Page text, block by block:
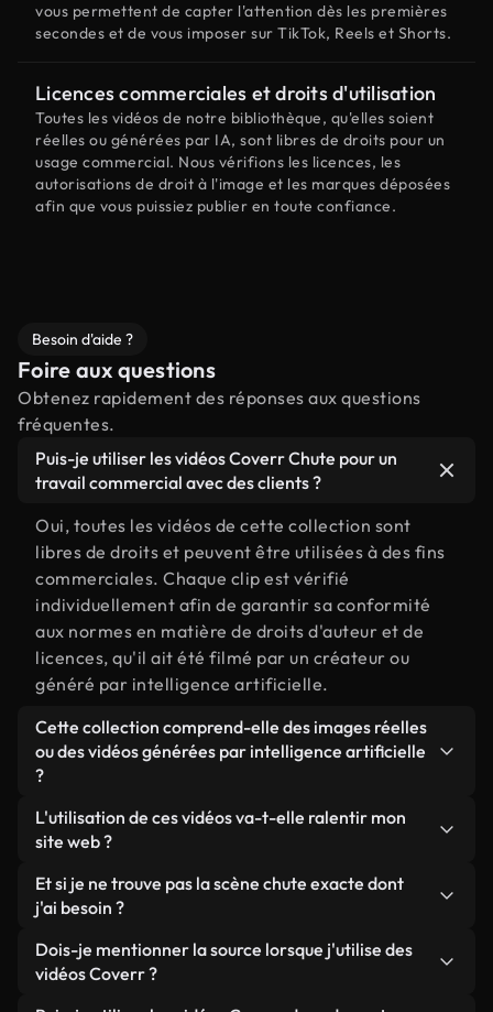
vous permettent de capter l'attention dès les premières
secondes et de vous imposer sur TikTok, Reels et Shorts.
Licences commerciales et droits d'utilisation
Toutes les vidéos de notre bibliothèque, qu'elles soient
réelles ou générées par IA, sont libres de droits pour un
usage commercial. Nous vérifions les licences, les
autorisations de droit à l'image et les marques déposées
afin que vous puissiez publier en toute confiance.
Besoin d'aide ?
Foire aux questions
Obtenez rapidement des réponses aux questions
fréquentes.
Puis-je utiliser les vidéos Coverr Chute pour un
travail commercial avec des clients ?
Oui, toutes les vidéos de cette collection sont
libres de droits et peuvent être utilisées à des fins
commerciales. Chaque clip est vérifié
individuellement afin de garantir sa conformité
aux normes en matière de droits d'auteur et de
licences, qu'il ait été filmé par un créateur ou
généré par intelligence artificielle.
Cette collection comprend-elle des images réelles
ou des vidéos générées par intelligence artificielle
?
Les deux. Il s'agit d'une bibliothèque hybride
composée de véritables images filmées par des
générées par IA. Chaque vidéo est clairement
identifiée afin que vous sachiez toujours ce que
vous utilisez.
L'utilisation de ces vidéos va-t-elle ralentir mon
site web ?
Sauf si vous choisissez nos versions optimisées.
Nous proposons des formats légers, prêts pour le
ils conservent une qualité élevée tout en
minimisant les temps de chargement et en
améliorant des indicateurs comme le LCP.
Et si je ne trouve pas la scène chute exacte dont
j'ai besoin ?
Vous pouvez en créer une instantanément avec
Coverr AI Studio. Il vous suffit de décrire la scène,
Dois-je mentionner la source lorsque j'utilise des
vidéos Coverr ?
Aucune attribution n'est requise. Toutes les vidéos